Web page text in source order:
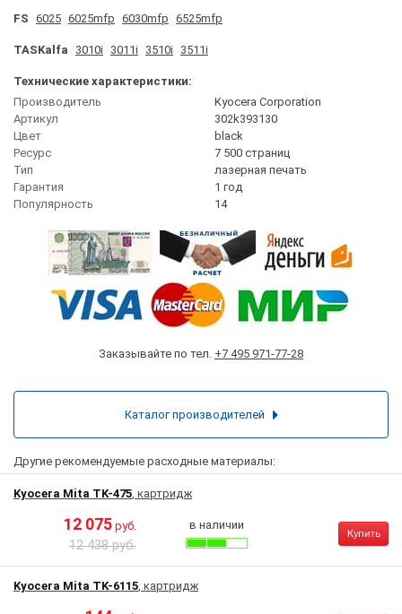
FS 6025 6025mfp 6030mfp 6525mfp
TASKalfa 3010i 3011i 3510i 3511i
Технические характеристики:
Производитель
Kyocera Corporation
Артикул
302k393130
Цвет
black
Ресурс
7 500 страниц
Тип
лазерная печать
Гарантия
1 год
Популярность
14
Заказывайте по тел. +7 495 971-77-28
Другие рекомендуемые расходные материалы:
Kyocera Mita TK-475, картридж
12 075 руб.
12 438 руб.
в наличии
Купить
Kyocera Mita TK-6115, картридж